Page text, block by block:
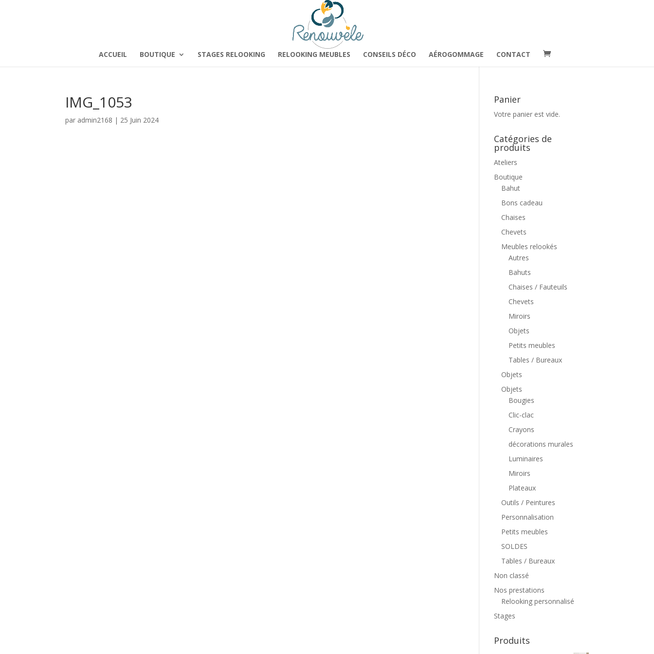
ACCUEIL BOUTIQUE STAGES RELOOKING RELOOKING MEUBLES CONSEILS DÉCO AÉROGOMMAGE CONTACT
IMG_1053
par admin2168 | 25 Juin 2024
Panier
Votre panier est vide.
Catégories de
produits
Ateliers
Boutique
Bahut
Bons cadeau
Chaises
Chevets
Meubles relookés
Autres
Bahuts
Chaises / Fauteuils
Chevets
Miroirs
Objets
Petits meubles
Tables / Bureaux
Objets
Objets
Bougies
Clic-clac
Crayons
décorations murales
Luminaires
Miroirs
Plateaux
Outils / Peintures
Personnalisation
Petits meubles
SOLDES
Tables / Bureaux
Non classé
Nos prestations
Relooking personnalisé
Stages
Produits